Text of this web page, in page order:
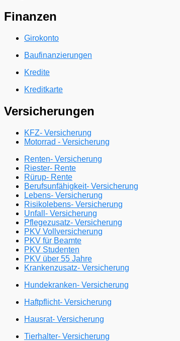
Finanzen
Girokonto
Baufinanzierungen
Kredite
Kreditkarte
Versicherungen
KFZ- Versicherung
Motorrad - Versicherung
Renten- Versicherung
Riester- Rente
Rürup- Rente
Berufsunfähigkeit- Versicherung
Lebens- Versicherung
Risikolebens- Versicherung
Unfall- Versicherung
Pflegezusatz- Versicherung
PKV Vollversicherung
PKV für Beamte
PKV Studenten
PKV über 55 Jahre
Krankenzusatz- Versicherung
Hundekranken- Versicherung
Haftpflicht- Versicherung
Hausrat- Versicherung
Tierhalter- Versicherung